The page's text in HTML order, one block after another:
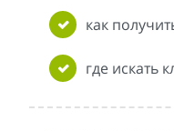
как
где искать